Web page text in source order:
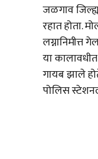
जळगाव
रहात होता.
लग्नानिमीत्त
या
गायब झाले
पोलिस